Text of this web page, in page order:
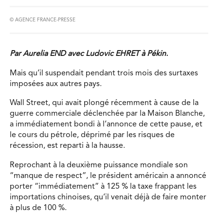
© AGENCE FRANCE-PRESSE
Par Aurelia END avec Ludovic EHRET à Pékin.
Mais qu’il suspendait pendant trois mois des surtaxes
imposées aux autres pays.
Wall Street, qui avait plongé récemment à cause de la
guerre commerciale déclenchée par la Maison Blanche,
a immédiatement bondi à l’annonce de cette pause, et
le cours du pétrole, déprimé par les risques de
récession, est reparti à la hausse.
Reprochant à la deuxième puissance mondiale son
“manque de respect”, le président américain a annoncé
porter “immédiatement” à 125 % la taxe frappant les
importations chinoises, qu’il venait déjà de faire monter
à plus de 100 %.